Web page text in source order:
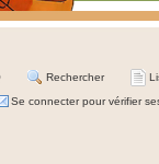
Rechercher
Se connecter pour vérifier